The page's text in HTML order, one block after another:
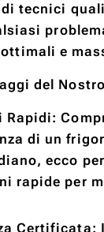
tecnici
e
del
Rapidi:
di un
ecco
rapide per
Certificata: